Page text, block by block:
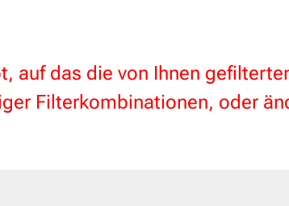
auf das die von Ihnen
Filterkombinationen, oder